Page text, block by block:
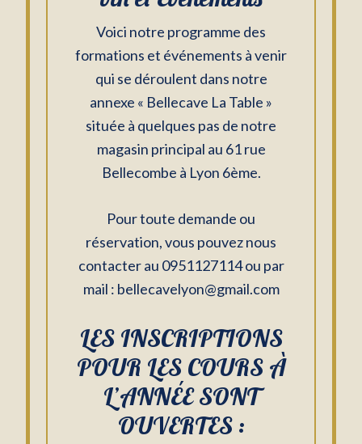
Voici notre programme des
formations et événements à venir
qui se déroulent dans notre
annexe « Bellecave La Table »
située à quelques pas de notre
magasin principal au 61 rue
Bellecombe à Lyon 6ème.
Pour toute demande ou
réservation, vous pouvez nous
contacter au 0951127114 ou par
mail : bellecavelyon@gmail.com
LES INSCRIPTIONS
POUR LES COURS À
L’ANNÉE SONT
OUVERTES :